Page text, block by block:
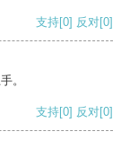
支持[0] 反对[0]
。
支持[0] 反对[0]